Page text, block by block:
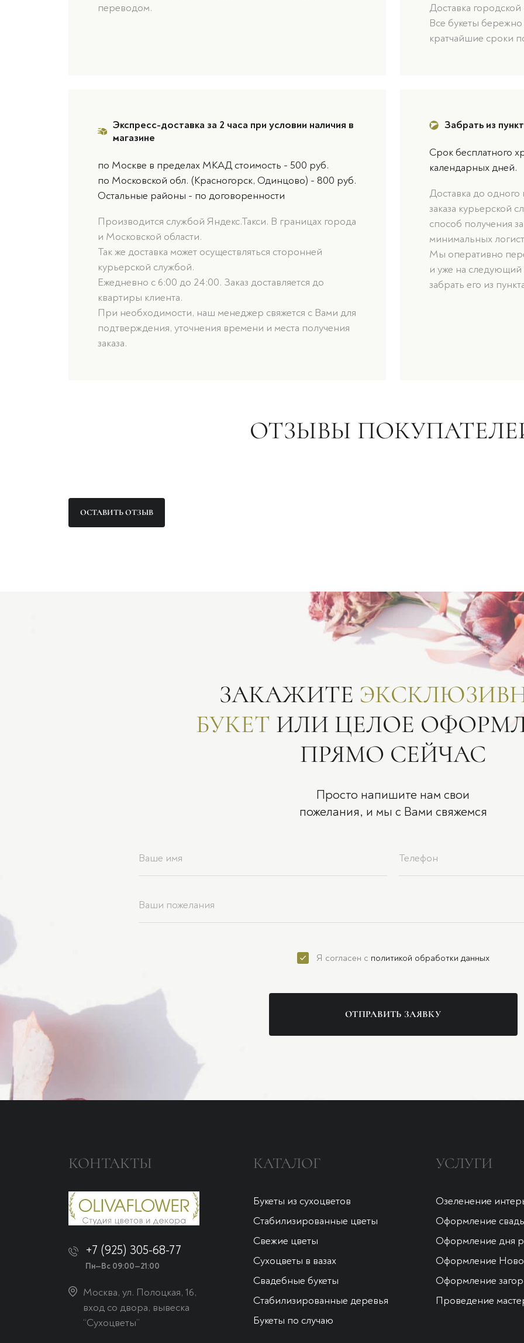
переводом.
Доставка
Все букеты
кратчайшие сроки
Экспресс-доставка за 2 часа при условии наличия в
магазине
по Москве в пределах МКАД стоимость - 500 руб.
по Московской обл. (Красногорск, Одинцово) - 800 руб.
Остальные районы - по договоренности
Производится службой Яндекс.Такси. В границах города
и Московской области.
Так же доставка может осуществляться сторонней
курьерской службой.
Ежедневно с 6:00 до 24:00. Заказ доставляется до
квартиры клиента.
При необходимости, наш менеджер свяжется с Вами для
подтверждения, уточнения времени и места получения
заказа.
Забрать из
Срок бесплатного
календарных дней.
Доставка до
заказа курьерской
способ получения
минимальных
Мы оперативно
и уже на следующий
забрать его из
ОТЗЫВЫ
ОСТАВИТЬ ОТЗЫВ
ЗАКАЖИТЕ
БУКЕТ ИЛИ ЦЕЛОЕ
ПРЯМО СЕЙЧАС
Просто напишите нам свои
пожелания, и мы с Вами свяжемся
Я согласен с политикой обработки данных
ОТПРАВИТЬ ЗАЯВКУ
КОНТАКТЫ
+7 (925) 305-68-77
Пн—Вс 09:00—21:00
Москва, ул. Полоцкая, 16,
вход со двора, вывеска
“Сухоцветы”
КАТАЛОГ
Букеты из сухоцветов
Стабилизированные цветы
Свежие цветы
Сухоцветы в вазах
Свадебные букеты
Стабилизированные деревья
Букеты по случаю
УСЛУГИ
Озеленение
Оформление
Оформление дня
Оформление
Оформление
Проведение